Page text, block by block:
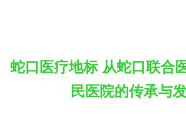
蛇口医疗地标 从蛇口联合
民医院的传承与